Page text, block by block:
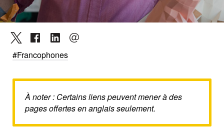
#Francophones
À noter : Certains liens peuvent mener à des
pages offertes en anglais seulement.